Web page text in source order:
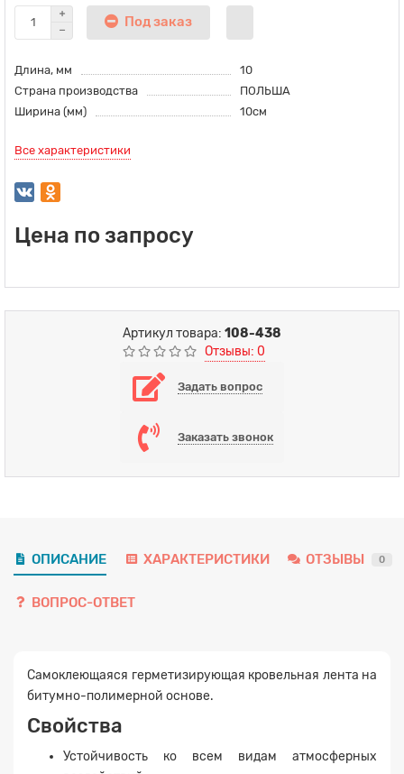
Под заказ
Длина, мм
10
Страна производства
ПОЛЬША
Ширина (мм)
10см
Все характеристики
Цена по запросу
Артикул товара: 108-438
Отзывы: 0
Задать вопрос
Заказать звонок
ОПИСАНИЕ ХАРАКТЕРИСТИКИ ОТЗЫВЫ 0
ВОПРОС-ОТВЕТ
Самоклеющаяся герметизирующая кровельная лента на
битумно-полимерной основе.
Свойства
Устойчивость ко всем видам атмосферных